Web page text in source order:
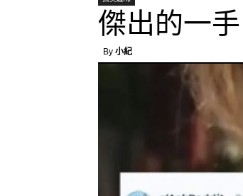
傑出的一手
By 小紀